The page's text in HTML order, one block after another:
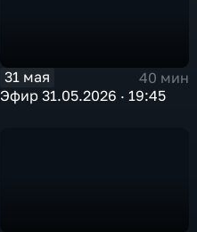
31 мая
40 мин
Эфир 31.05.2026 · 19:45